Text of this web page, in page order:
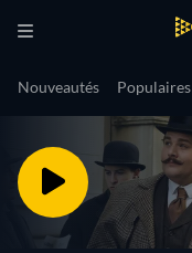
Nouveautés Populaires